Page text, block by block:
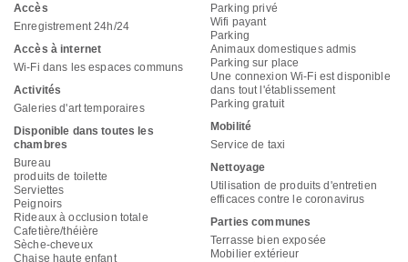
Accès
Enregistrement 24h/24
Accès à internet
Wi-Fi dans les espaces communs
Activités
Galeries d'art temporaires
Disponible dans toutes les
chambres
Bureau
produits de toilette
Serviettes
Peignoirs
Rideaux à occlusion totale
Cafetière/théière
Sèche-cheveux
Chaise haute enfant
Parking privé
Wifi payant
Parking
Animaux domestiques admis
Parking sur place
Une connexion Wi-Fi est disponible
dans tout l'établissement
Parking gratuit
Mobilité
Service de taxi
Nettoyage
Utilisation de produits d'entretien
efficaces contre le coronavirus
Parties communes
Terrasse bien exposée
Mobilier extérieur